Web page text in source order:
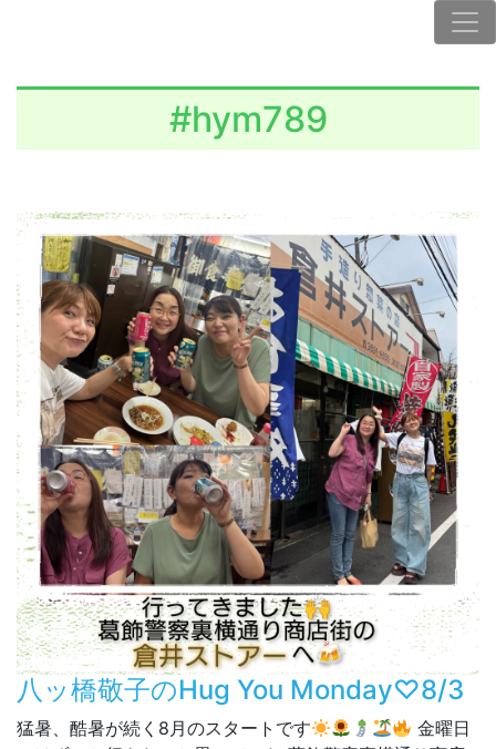
#hym789
八ッ橋敬子のHug You Monday♡8/3
猛暑、酷暑が続く8月のスタートです
金曜日